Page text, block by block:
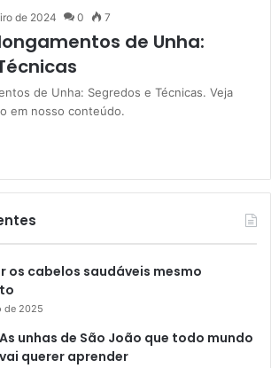
de 2024 0 7
de Unha:
de Unha: Segredos e Técnicas. Veja
em nosso conteúdo.
os cabelos saudáveis mesmo
de 2025
As unhas de São João que todo mundo
vai querer aprender